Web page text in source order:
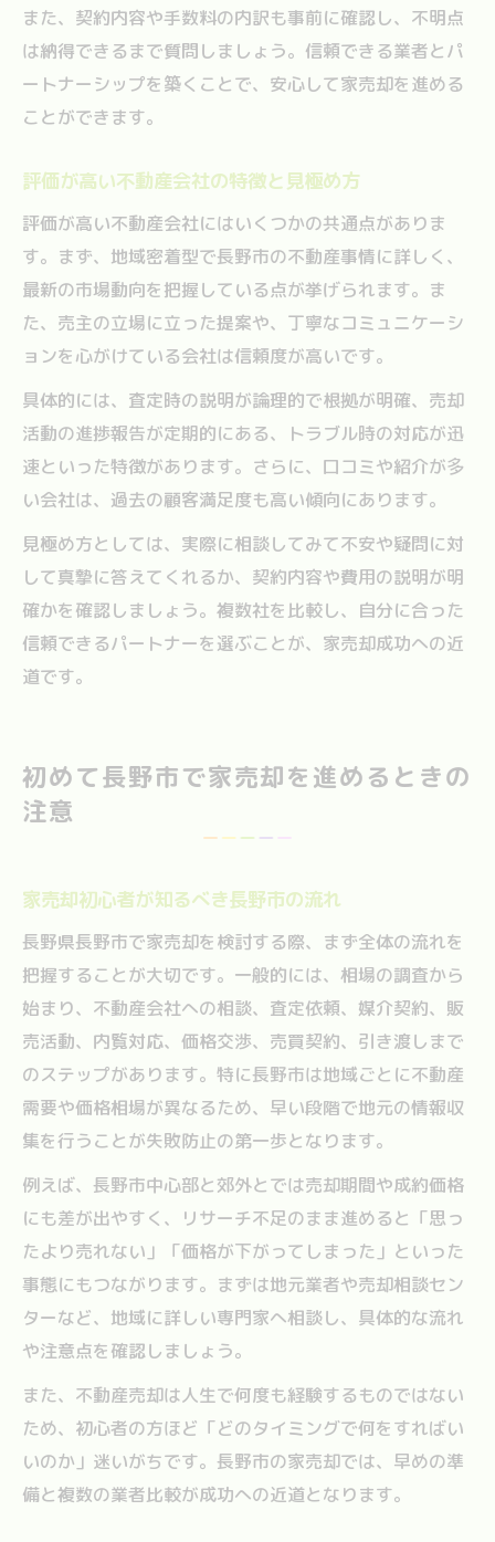
また、契約内容や手数料の内訳も事前に確認し、不明点
は納得できるまで質問しましょう。信頼できる業者とパ
ートナーシップを築くことで、安心して家売却を進める
ことができます。
評価が高い不動産会社の特徴と見極め方
評価が高い不動産会社にはいくつかの共通点がありま
す。まず、地域密着型で長野市の不動産事情に詳しく、
最新の市場動向を把握している点が挙げられます。ま
た、売主の立場に立った提案や、丁寧なコミュニケーシ
ョンを心がけている会社は信頼度が高いです。
具体的には、査定時の説明が論理的で根拠が明確、売却
活動の進捗報告が定期的にある、トラブル時の対応が迅
速といった特徴があります。さらに、口コミや紹介が多
い会社は、過去の顧客満足度も高い傾向にあります。
見極め方としては、実際に相談してみて不安や疑問に対
して真摯に答えてくれるか、契約内容や費用の説明が明
確かを確認しましょう。複数社を比較し、自分に合った
信頼できるパートナーを選ぶことが、家売却成功への近
道です。
初めて長野市で家売却を進めるときの
注意
家売却初心者が知るべき長野市の流れ
長野県長野市で家売却を検討する際、まず全体の流れを
把握することが大切です。一般的には、相場の調査から
始まり、不動産会社への相談、査定依頼、媒介契約、販
売活動、内覧対応、価格交渉、売買契約、引き渡しまで
のステップがあります。特に長野市は地域ごとに不動産
需要や価格相場が異なるため、早い段階で地元の情報収
集を行うことが失敗防止の第一歩となります。
例えば、長野市中心部と郊外とでは売却期間や成約価格
にも差が出やすく、リサーチ不足のまま進めると「思っ
たより売れない」「価格が下がってしまった」といった
事態にもつながります。まずは地元業者や売却相談セン
ターなど、地域に詳しい専門家へ相談し、具体的な流れ
や注意点を確認しましょう。
また、不動産売却は人生で何度も経験するものではない
ため、初心者の方ほど「どのタイミングで何をすればい
いのか」迷いがちです。長野市の家売却では、早めの準
備と複数の業者比較が成功への近道となります。